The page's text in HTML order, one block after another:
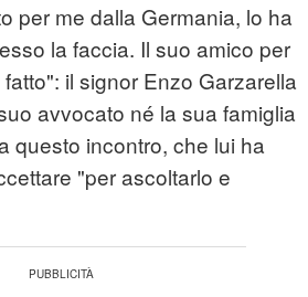
per me dalla Germania, lo ha
la faccia. Il suo amico per
il signor Enzo Garzarella
avvocato né la sua famiglia
questo incontro, che lui ha
"per ascoltarlo e